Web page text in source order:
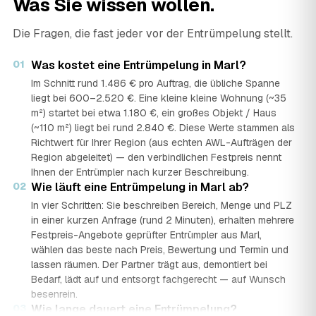
Was Sie wissen wollen.
Die Fragen, die fast jeder vor der Entrümpelung stellt.
01 Was kostet eine Entrümpelung in Marl?
Im Schnitt rund 1.486 € pro Auftrag, die übliche Spanne
liegt bei 600–2.520 €. Eine kleine kleine Wohnung (~35
m²) startet bei etwa 1.180 €, ein großes Objekt / Haus
(~110 m²) liegt bei rund 2.840 €. Diese Werte stammen als
Richtwert für Ihrer Region (aus echten AWL-Aufträgen der
Region abgeleitet) — den verbindlichen Festpreis nennt
Ihnen der Entrümpler nach kurzer Beschreibung.
02 Wie läuft eine Entrümpelung in Marl ab?
In vier Schritten: Sie beschreiben Bereich, Menge und PLZ
in einer kurzen Anfrage (rund 2 Minuten), erhalten mehrere
Festpreis-Angebote geprüfter Entrümpler aus Marl,
wählen das beste nach Preis, Bewertung und Termin und
lassen räumen. Der Partner trägt aus, demontiert bei
Bedarf, lädt auf und entsorgt fachgerecht — auf Wunsch
besenrein.
Wie lange dauert eine Entrümpelung?